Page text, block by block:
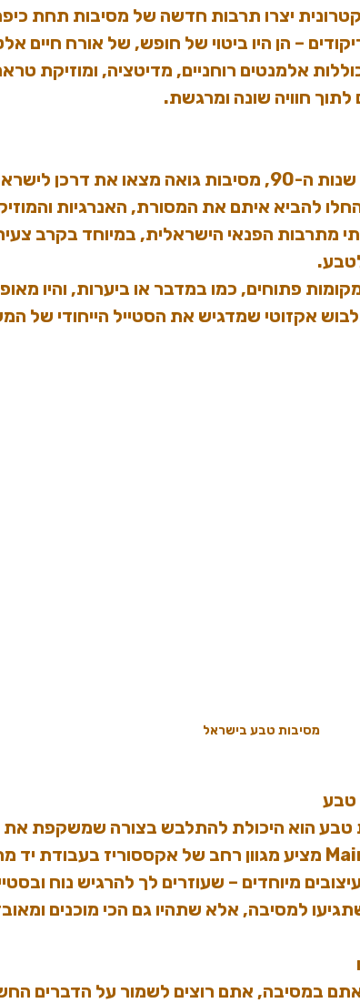
יצרו תרבות חדשה של מסיבות תחת
– הן היו ביטוי של חופש, של אורח חיים
אלמנטים רוחניים, מדיטציה, ומוזיקת
חוויה שונה ומרגשת.
לקראת סוף שנות ה-80 ותחילת שנות ה-90, מסיבות גואה מצאו את
להביא איתם את המסורת, האנרגיות
מתרבות הפנאי הישראלית, במיוחד בקרב
פתוחים, כמו במדבר או ביערות, והיו
אקזוטי שמדגיש את הסטייל הייחודי של
מסיבות טבע בישראל
טבע
טבע הוא היכולת להתלבש בצורה שמשקפת את
מציע מגוון רחב של אקססוריז בעבודת יד
מיוחדים – שעוזרים לך להרגיש נוח
למסיבה, אלא שתהיו גם הכי מוכנים
במסיבה, אתם רוצים לשמור על הדברים